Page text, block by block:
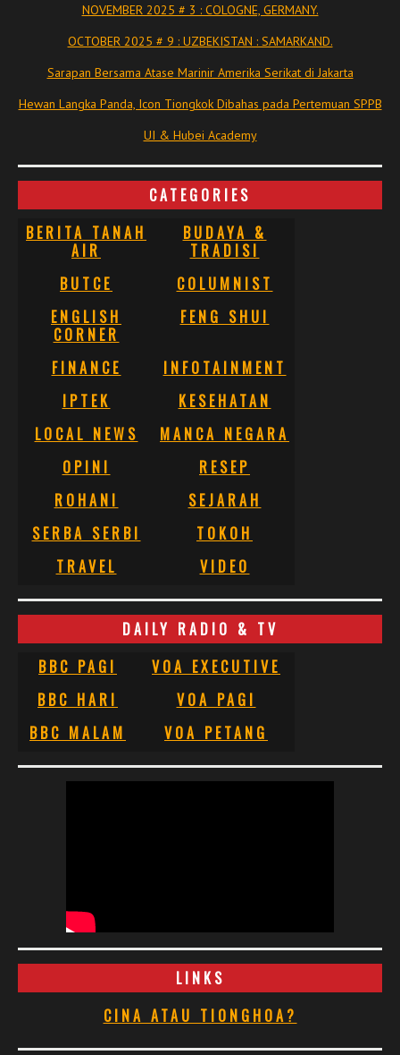
NOVEMBER 2025 # 3 : COLOGNE, GERMANY.
OCTOBER 2025 # 9 : UZBEKISTAN : SAMARKAND.
Sarapan Bersama Atase Marinir Amerika Serikat di Jakarta
Hewan Langka Panda, Icon Tiongkok Dibahas pada Pertemuan SPPB
UI & Hubei Academy
CATEGORIES
BERITA TANAH
AIR
BUDAYA &
TRADISI
BUTCE
COLUMNIST
ENGLISH
CORNER
FENG SHUI
FINANCE
INFOTAINMENT
IPTEK
KESEHATAN
LOCAL NEWS
MANCA NEGARA
OPINI
RESEP
ROHANI
SEJARAH
SERBA SERBI
TOKOH
TRAVEL
VIDEO
DAILY RADIO & TV
BBC PAGI
VOA EXECUTIVE
BBC HARI
VOA PAGI
BBC MALAM
VOA PETANG
LINKS
CINA ATAU TIONGHOA?